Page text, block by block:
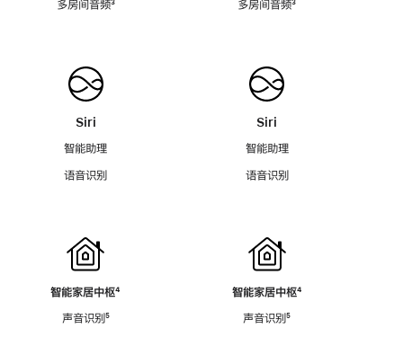
多房间音频脚
³
Siri
智能助理
语音识别
智能家居中枢脚
⁴
声音识别脚
⁵
多房间音频脚
³
Siri
智能助理
语音识别
智能家居中枢脚
⁴
声音识别脚
⁵